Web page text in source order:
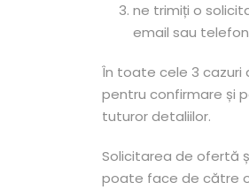
ne trimiți o
email sau
În toate cele 3 cazuri
pentru confirmare și
tuturor detaliilor.
Solicitarea de ofertă
poate face de către